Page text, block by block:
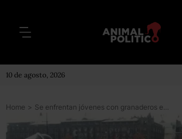
10 de agosto, 2026
Home > Se enfrentan jóvenes con granaderos en marcha por Día del Trabajo